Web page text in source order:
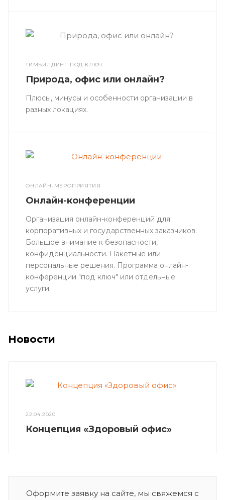
ТИМБИЛДИНГ ПОД КЛЮЧ
Природа, офис или онлайн?
Плюсы, минусы и особенности организации в
разных локациях.
ОНЛАЙН-МЕРОПРИЯТИЯ
Онлайн-конференции
Организация онлайн-конференций для
корпоративных и государственных заказчиков.
Большое внимание к безопасности,
конфиденциальности. Пакетные или
персональные решения. Программа онлайн-
конференции "под ключ" или отдельные
услуги.
Новости
22.04.2020
Концепция «Здоровый офис»
Оформите заявку на сайте, мы свяжемся с